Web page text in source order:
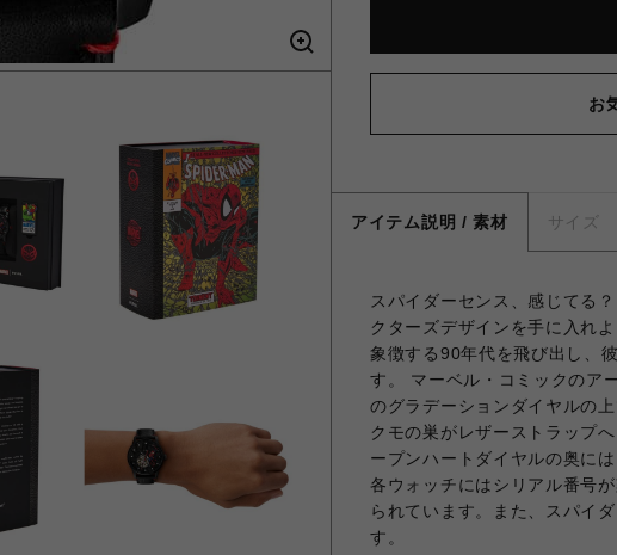
お
アイテム説明 / 素材 サイズ
スパイダーセンス、感じてる
クターズデザインを手に入れ
象徴する90年代を飛び出し、
す。 マーベル・コミックのア
のグラデーションダイヤルの
クモの巣がレザーストラップ
ープンハートダイヤルの奥に
各ウォッチにはシリアル番号
られています。また、スパイ
す。